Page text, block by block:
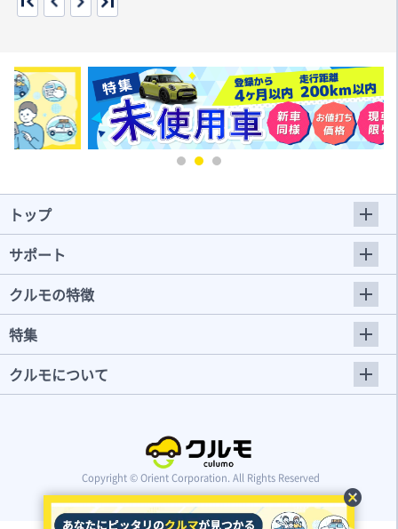
cancel
トップ
サポート
クルモの特徴
特集
クルモについて
Copyright © Orient Corporation. All Rights Reserved